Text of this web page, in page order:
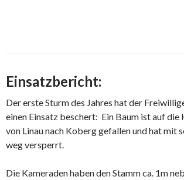
Einsatzbericht:
Der erste Sturm des Jahres hat der
einen Einsatz beschert: Ein Baum ist auf
von Linau nach Koberg gefallen und hat mit
weg versperrt.
Die Kameraden haben den Stamm ca. 1m